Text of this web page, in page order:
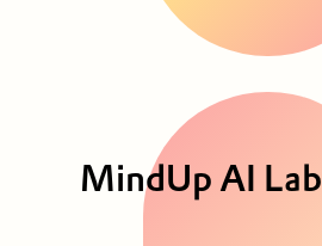
MindUp AI Lab